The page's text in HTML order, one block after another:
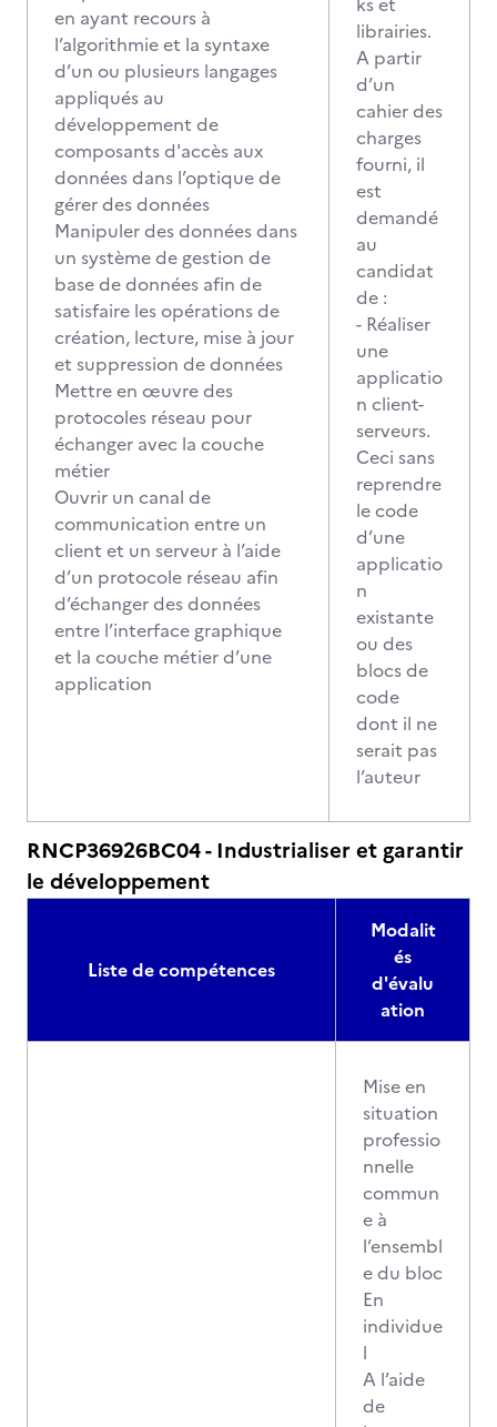
en ayant recours à
l’algorithmie et la syntaxe
d’un ou plusieurs langages
appliqués au
développement de
composants d'accès aux
données dans l’optique de
gérer des données
Manipuler des données dans
un système de gestion de
base de données afin de
satisfaire les opérations de
création, lecture, mise à jour
et suppression de données
Mettre en œuvre des
protocoles réseau pour
échanger avec la couche
métier
Ouvrir un canal de
communication entre un
client et un serveur à l’aide
d’un protocole réseau afin
d’échanger des données
entre l’interface graphique
et la couche métier d’une
application
librairies.
A partir
d’un
cahier des
charges
fourni, il
est
demandé
au
candidat
de :
- Réaliser
une
applicatio
n client-
serveurs.
Ceci sans
reprendre
le code
d’une
applicatio
n
existante
ou des
blocs de
code
dont il ne
serait pas
l’auteur
RNCP36926BC04 - Industrialiser et garantir
le développement
Liste de compétences
Modalit
és
d'évalu
ation
Mise en
situation
professio
nnelle
commun
e à
l’ensembl
e du bloc
En
individue
l
A l’aide
de